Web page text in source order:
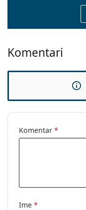
Komentari
Komentar *
Ime *